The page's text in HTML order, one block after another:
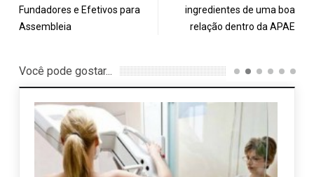
Fundadores e Efetivos para
Assembleia
ingredientes de uma boa
relação dentro da APAE
Você pode gostar...